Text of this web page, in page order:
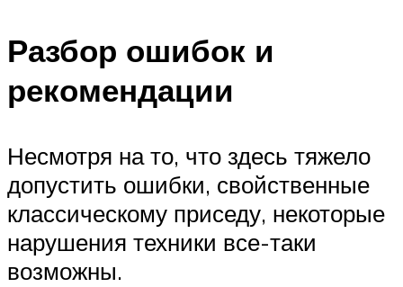
Разбор ошибок и
рекомендации
Несмотря на то, что здесь тяжело
допустить ошибки, свойственные
классическому приседу, некоторые
нарушения техники все-таки
возможны.